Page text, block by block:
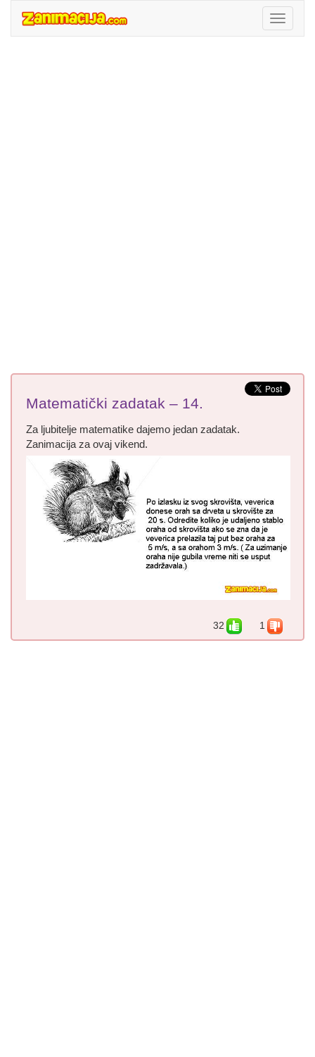
Matematički zadatak – 14.
Za ljubitelje matematike dajemo jedan zadatak.
Zanimacija za ovaj vikend.
32 1